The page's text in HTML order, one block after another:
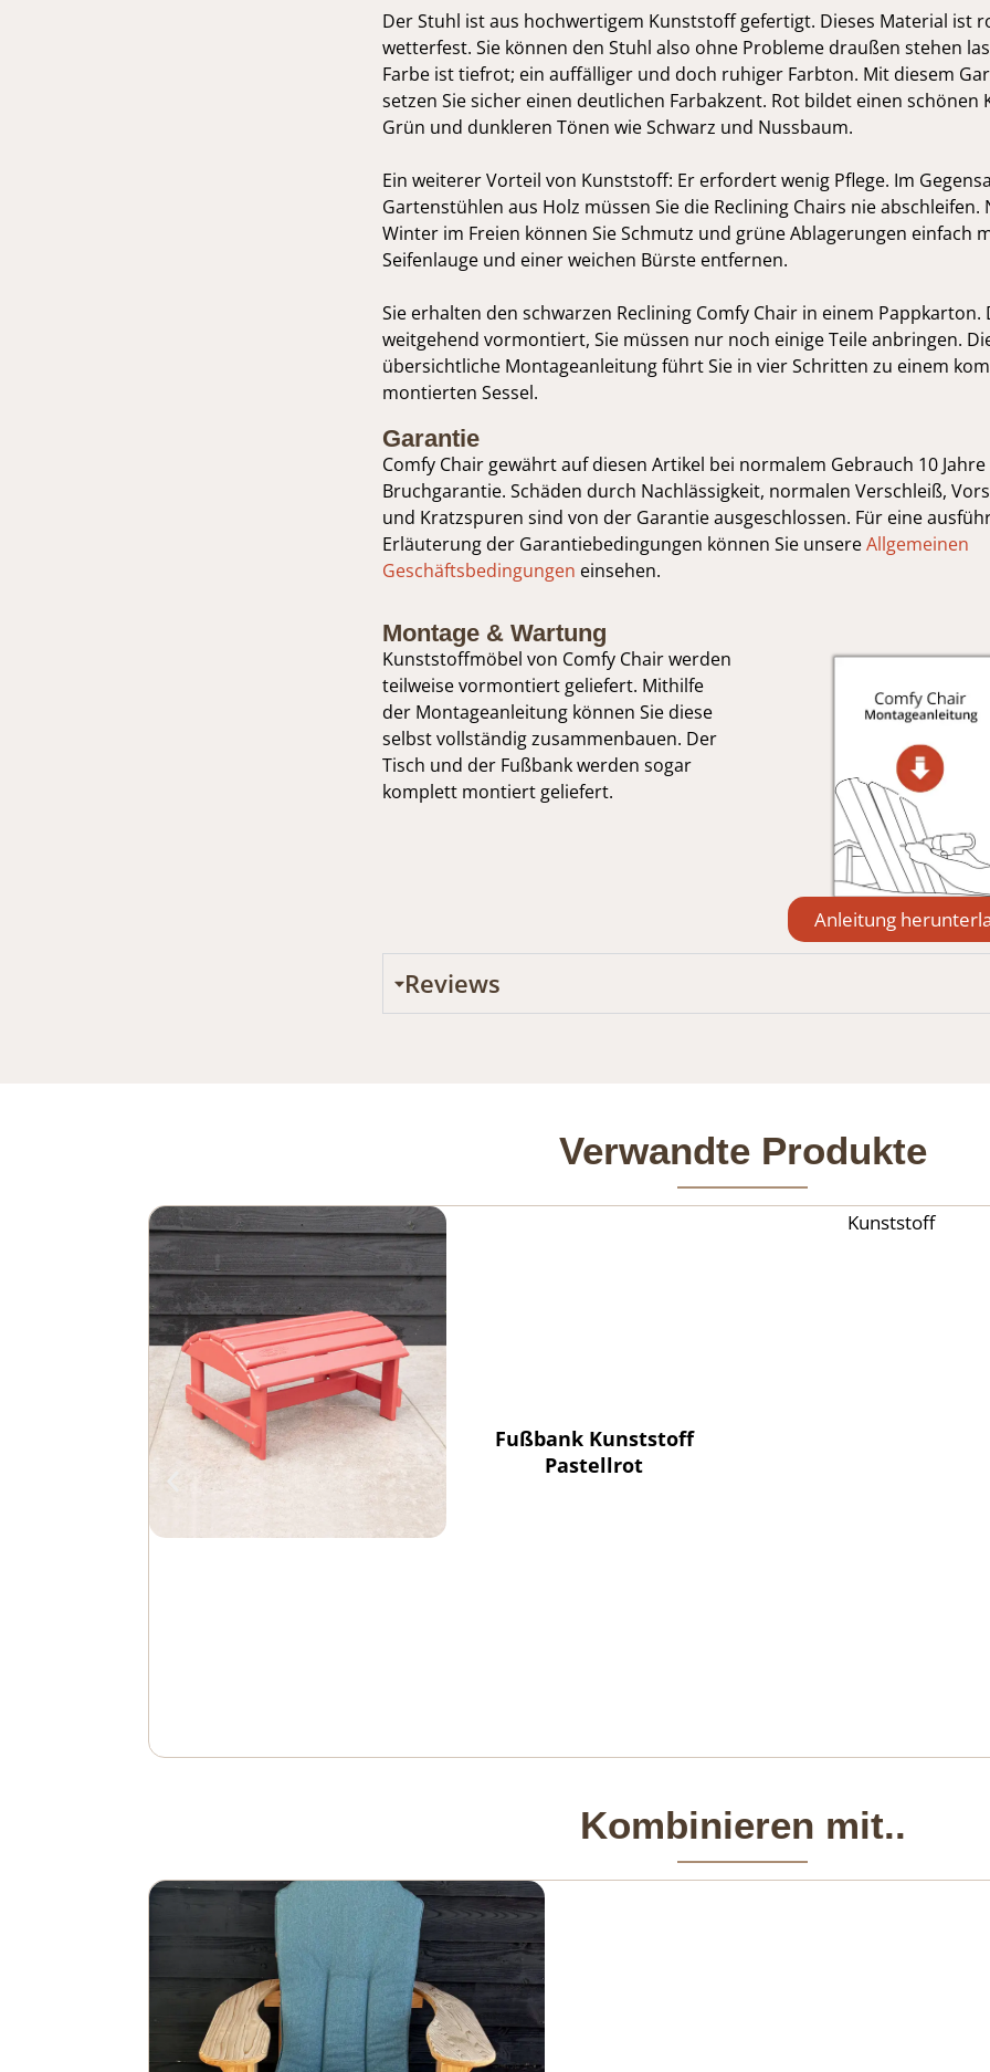
Der Stuhl ist aus hochwertigem Kunststoff gefertigt. Dieses Material ist
wetterfest. Sie können den Stuhl also ohne Probleme draußen stehen
Farbe ist tiefrot; ein auffälliger und doch ruhiger Farbton. Mit diesem
setzen Sie sicher einen deutlichen Farbakzent. Rot bildet einen schönen
Grün und dunkleren Tönen wie Schwarz und Nussbaum.
Ein weiterer Vorteil von Kunststoff: Er erfordert wenig Pflege. Im
Gartenstühlen aus Holz müssen Sie die Reclining Chairs nie abschleifen.
Winter im Freien können Sie Schmutz und grüne Ablagerungen einfach
Seifenlauge und einer weichen Bürste entfernen.
Sie erhalten den schwarzen Reclining Comfy Chair in einem Pappkarton.
weitgehend vormontiert, Sie müssen nur noch einige Teile anbringen.
übersichtliche Montageanleitung führt Sie in vier Schritten zu einem
montierten Sessel.
Garantie
Comfy Chair gewährt auf diesen Artikel bei normalem Gebrauch 10 Jahre
Bruchgarantie. Schäden durch Nachlässigkeit, normalen Verschleiß,
und Kratzspuren sind von der Garantie ausgeschlossen. Für eine
Erläuterung der Garantiebedingungen können Sie unsereAllgemeinen
Geschäftsbedingungen einsehen.
Montage & Wartung
Kunststoffmöbel von Comfy Chair werden
teilweise vormontiert geliefert. Mithilfe
der Montageanleitung können Sie diese
selbst vollständig zusammenbauen. Der
Tisch und der Fußbank werden sogar
komplett montiert geliefert.
Anleitung
Reviews
Verwandte Produkte
Fußbank Kunststoff
Pastellrot
Kunststoff
Kombinieren mit..